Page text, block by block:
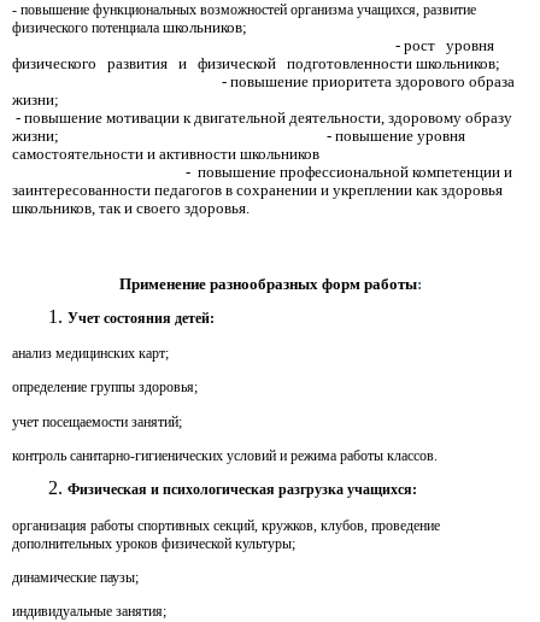
- повышение функциональных возможностей организма учащихся, развитие
физического потенциала школьников;
- рост уровня
физического развития и физической подготовленности школьников;
- повышение приоритета здорового образа
жизни;
- повышение мотивации к двигательной деятельности, здоровому образу
жизни; - повышение уровня
самостоятельности и активности школьников
- повышение профессиональной компетенции и
заинтересованности педагогов в сохранении и укреплении как здоровья
школьников, так и своего здоровья.
Применение разнообразных форм работы:
Учет состояния детей:
анализ медицинских карт;
определение группы здоровья;
учет посещаемости занятий;
контроль санитарно-гигиенических условий и режима работы классов.
Физическая и психологическая разгрузка учащихся:
организация работы спортивных секций, кружков, клубов, проведение
дополнительных уроков физической культуры;
динамические паузы;
индивидуальные занятия;